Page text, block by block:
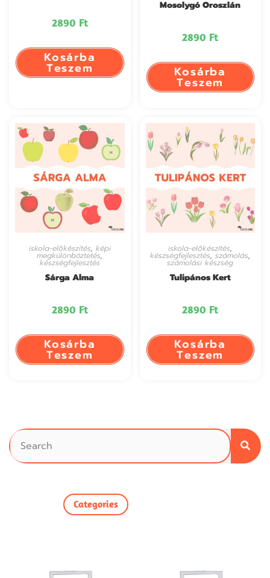
2890 Ft
Kosárba
Teszem
Mosolygó Oroszlán
2890 Ft
Kosárba
Teszem
iskola-előkészítés, képi
megkülönböztetés,
készségfejlesztés
Sárga Alma
2890 Ft
Kosárba
Teszem
iskola-előkészítés,
készségfejlesztés,számolás,
számolási készség
Tulipános Kert
2890 Ft
Kosárba
Teszem
Categories